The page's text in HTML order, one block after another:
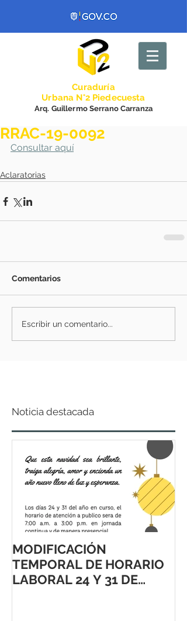
Curaduría
Urbana N°2 Piedecuesta
Arq. Guillermo Serrano Carranza
RRAC-19-0092
Consultar aquí
Aclaratorias
Comentarios
Escribir un comentario...
Noticia destacada
MODIFICACIÓN
TEMPORAL DE HORARIO
LABORAL 24 Y 31 DE